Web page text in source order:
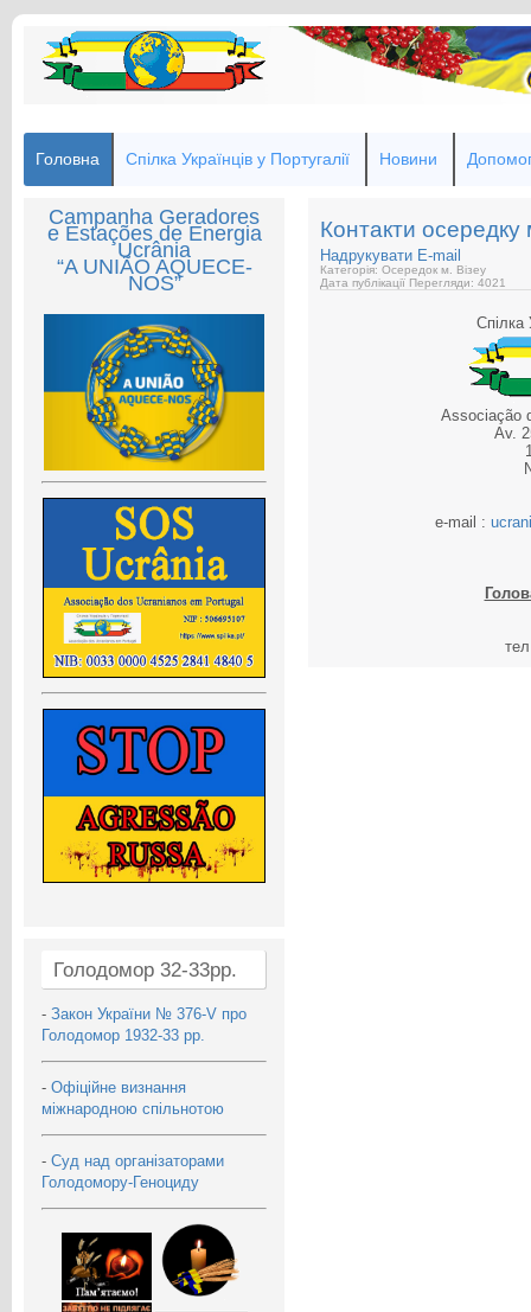
Головна Спілка Українців у Португалії Новини
Campanha Geradores
e Estações de Energia
Ucrânia
“A UNIÃO AQUECE-
NOS”
Голодомор 32-33рр.
- Закон України № 376-V про
Голодомор 1932-33 рр.
- Офіційне визнання
міжнародною спільнотою
- Суд над організаторами
Голодомору-Геноциду
Контакти осередку
Надрукувати E-mail
Категорія: Осередок м. Візеу
Дата публікації Перегляди: 4021
Спілка
Associação
Av.
e-mail :